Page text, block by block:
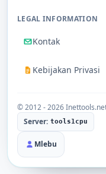
LEGAL INFORMATION
Kontak
Kebijakan Privasi
© 2012 - 2026
Server: tools1cpu
Mlebu